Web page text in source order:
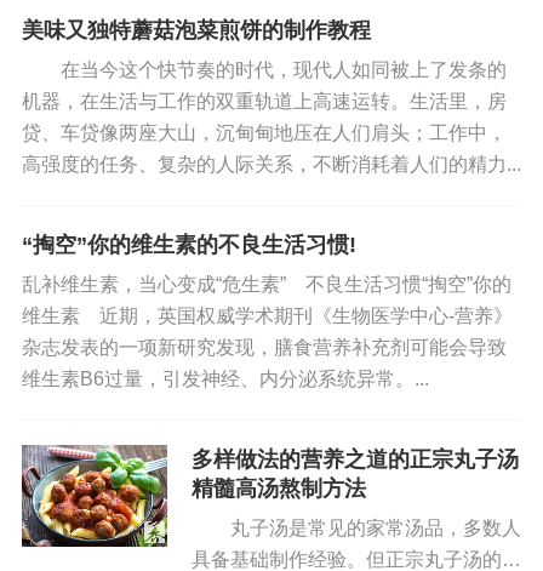
等。这些蔬菜富含丰富的维生素和矿物质，有助于
促进人体健康。此外，多吃蔬菜还能促进肠胃蠕
动，预防便秘，有助于排出体内的毒素。
四、饮食清淡多样：维持平衡
尽量避免过于油腻、辛辣的食物，选择清淡、易消
化的食物。同时，饮食要保持多样性，合理搭配各
类食材，以确保营养的均衡。
总之，春季养生需要关注营养的摄入，选择适
蛋白质、新鲜蔬菜和水果的摄入，同时保持饮食清
淡多样，有助于我们度过一个健康、美好的春天。
美味又独特蘑菇泡菜煎饼的制作教程
在当今这个快节奏的时代，现代人如同被上了发条的
机器，在生活与工作的双重轨道上高速运转。生活里，房
贷、车贷像两座大山，沉甸甸地压在人们肩头；工作中，
高强度的任务、复杂的人际关系，不断消耗着人们的精力...
“掏空”你的维生素的不良生活习惯!
乱补维生素，当心变成“危生素” 不良生活习惯“掏空”你的
维生素 近期，英国权威学术期刊《生物医学中心-营养》
杂志发表的一项新研究发现，膳食营养补充剂可能会导致
维生素B6过量，引发神经、内分泌系统异常。...
多样做法的营养之道的正宗丸子汤
精髓高汤熬制方法
丸子汤是常见的家常汤品，多数人
具备基础制作经验。但正宗丸子汤的精